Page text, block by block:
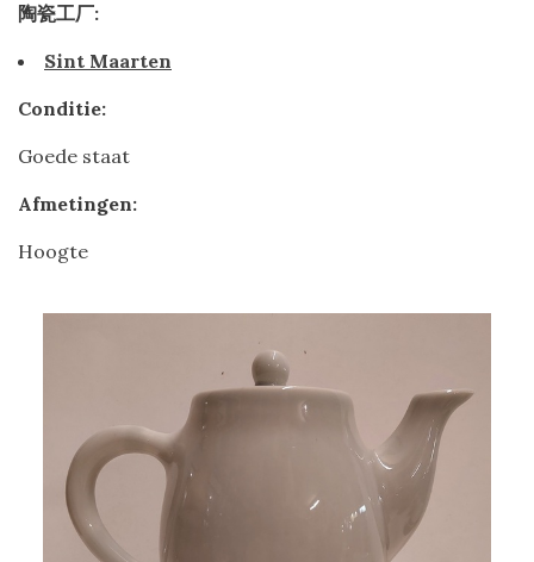
陶瓷工厂:
Sint Maarten
Conditie:
Goede staat
Afmetingen:
Hoogte